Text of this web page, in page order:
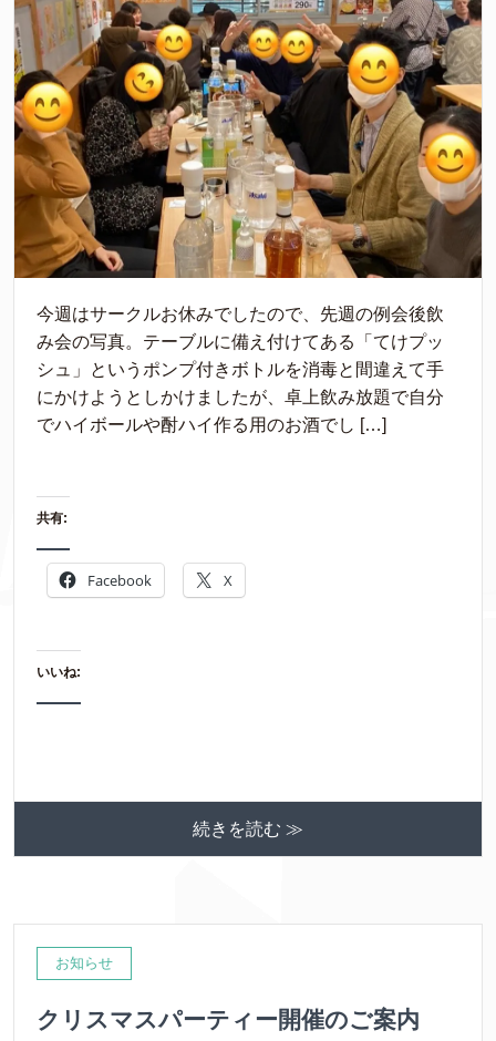
今週はサークルお休みでしたので、先週の例会後飲
み会の写真。テーブルに備え付けてある「てけプッ
シュ」というポンプ付きボトルを消毒と間違えて手
にかけようとしかけましたが、卓上飲み放題で自分
でハイボールや酎ハイ作る用のお酒でし […]
共有:
Facebook X
いいね:
続きを読む ≫
お知らせ
クリスマスパーティー開催のご案内